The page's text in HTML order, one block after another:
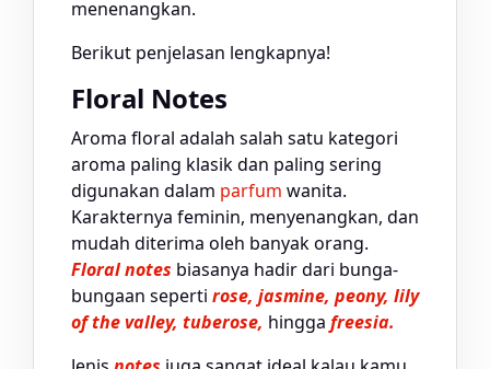
menenangkan.
Berikut penjelasan lengkapnya!
Floral Notes
Aroma floral adalah salah satu kategori
aroma paling klasik dan paling sering
digunakan dalam parfum wanita.
Karakternya feminin, menyenangkan, dan
mudah diterima oleh banyak orang.
Floral notes biasanya hadir dari bunga-
bungaan seperti rose, jasmine, peony, lily
of the valley, tuberose, hingga freesia.